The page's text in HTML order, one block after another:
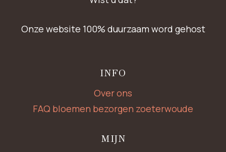
Onze website 100% duurzaam word gehost
INFO
Over ons
FAQ bloemen bezorgen zoeterwoude
MIJN